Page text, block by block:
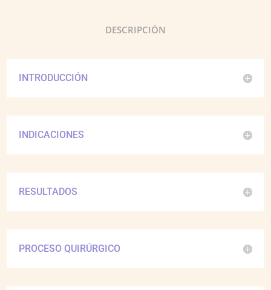
DESCRIPCIÓN
INTRODUCCIÓN
INDICACIONES
RESULTADOS
PROCESO QUIRÚRGICO